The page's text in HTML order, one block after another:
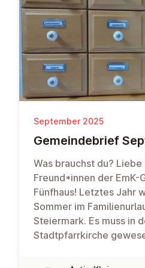
September 2025
Ge­meinde­brief
Was brauchst du?
Freund*innen der EmK-
Fünfhaus! Letztes Jahr
Sommer im
Steiermark. Es muss in
Stadtpfarrkirche
Schränkchens gemacht